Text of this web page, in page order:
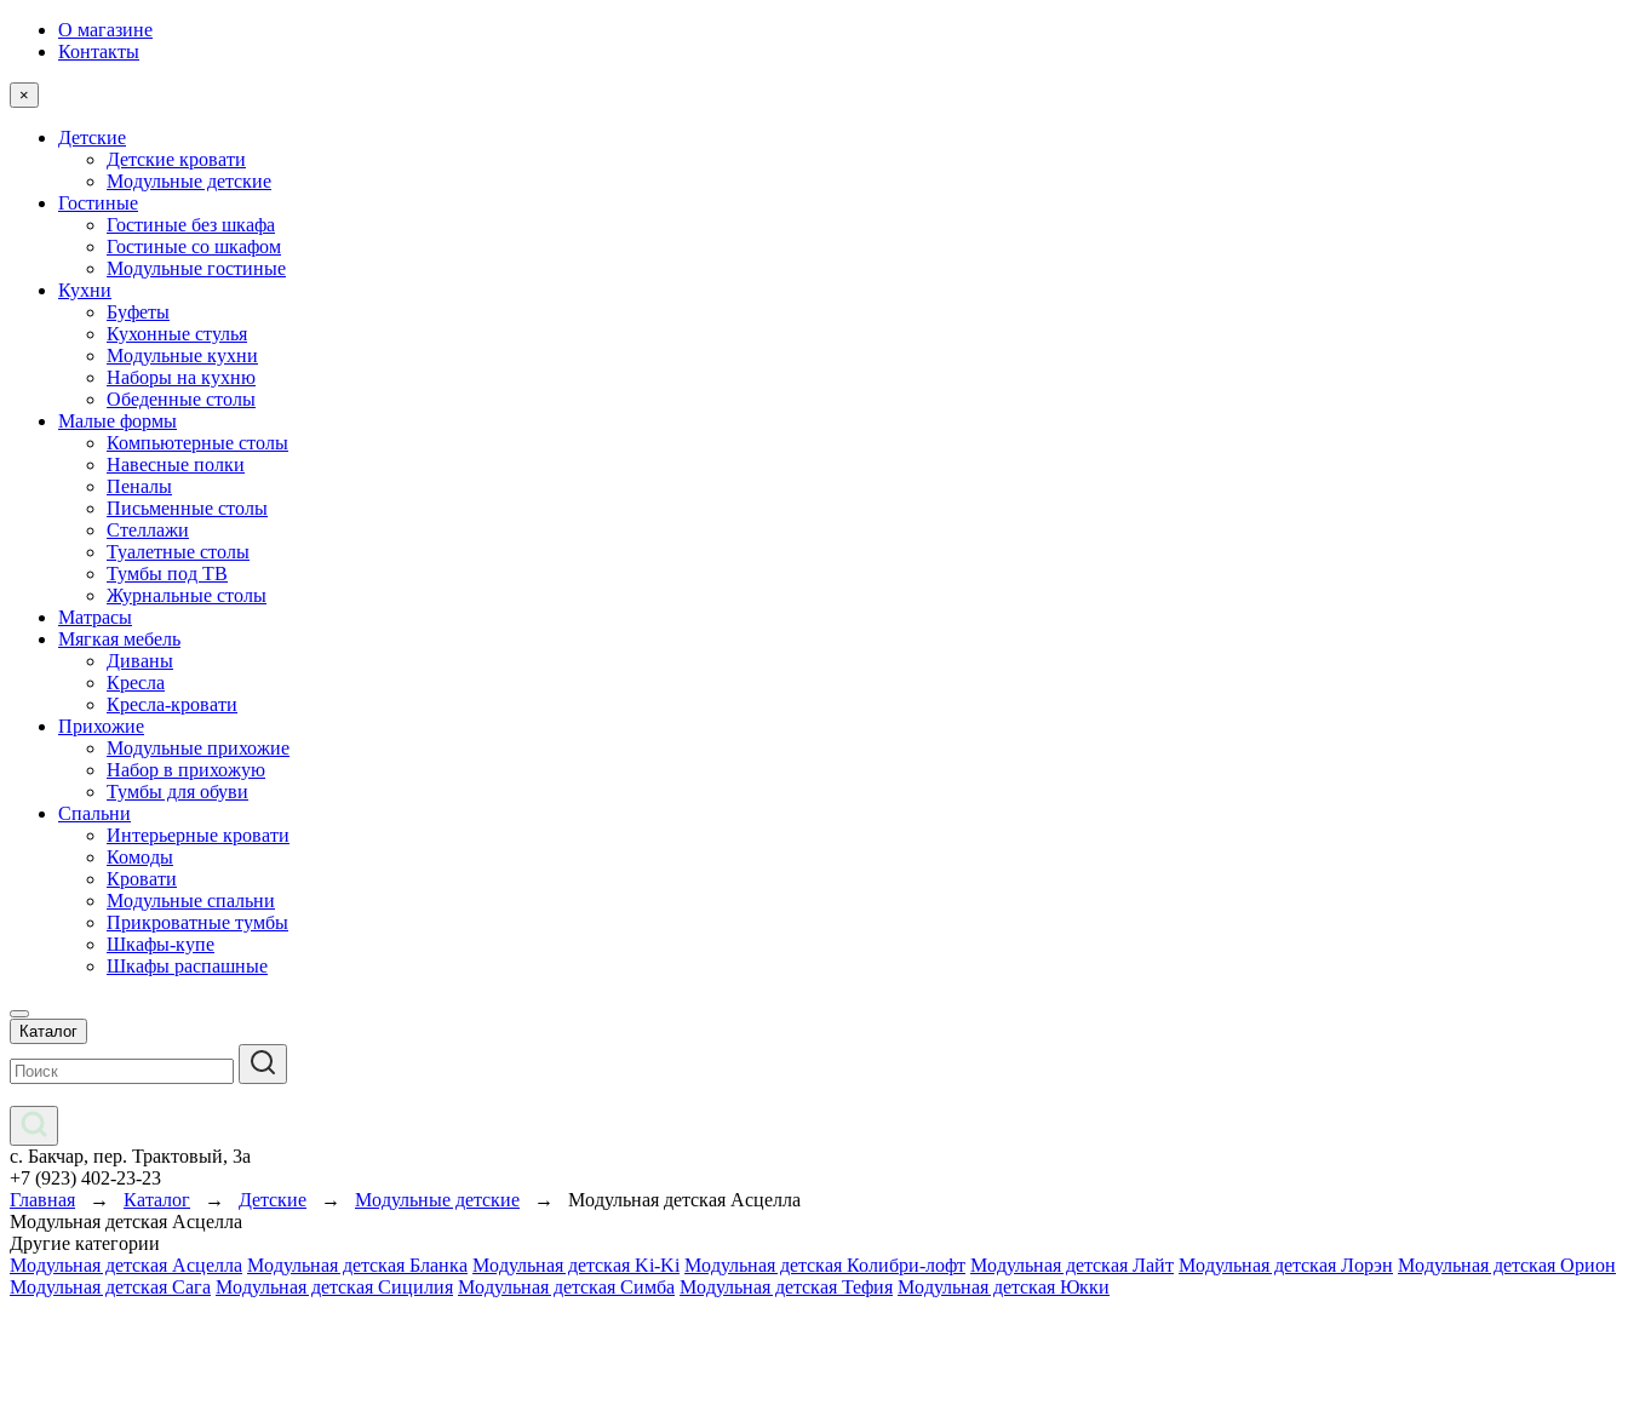
О магазине
Контакты
×
Детские
Детские кровати
Модульные детские
Гостиные
Гостиные без шкафа
Гостиные со шкафом
Модульные гостиные
Кухни
Буфеты
Кухонные стулья
Модульные кухни
Наборы на кухню
Обеденные столы
Малые формы
Компьютерные столы
Навесные полки
Пеналы
Письменные столы
Стеллажи
Туалетные столы
Тумбы под ТВ
Журнальные столы
Матрасы
Мягкая мебель
Диваны
Кресла
Кресла-кровати
Прихожие
Модульные прихожие
Набор в прихожую
Тумбы для обуви
Спальни
Интерьерные кровати
Комоды
Кровати
Модульные спальни
Прикроватные тумбы
Шкафы-купе
Шкафы распашные
Каталог
с. Бакчар, пер. Трактовый, 3а
+7 (923) 402-23-23
Главная → Каталог → Детские → Модульные детские → Модульная детская Асцелла
Модульная детская Асцелла
Другие категории
Модульная детская Асцелла Модульная детская Бланка Модульная детская Ki-Ki Модульная детская Колибри-лофт Модульная детская Лайт Модульная детская Лорэн Модульная детская Орион
Модульная детская Сага Модульная детская Сицилия Модульная детская Симба Модульная детская Тефия Модульная детская Юкки